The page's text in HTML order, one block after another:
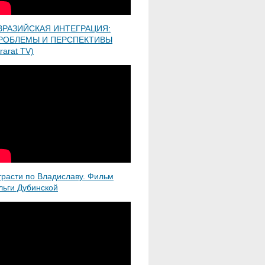
ИНТЕГРАЦИЯ:
И ПЕРСПЕКТИВЫ
TV)
по Владиславу. Фильм
Дубинской